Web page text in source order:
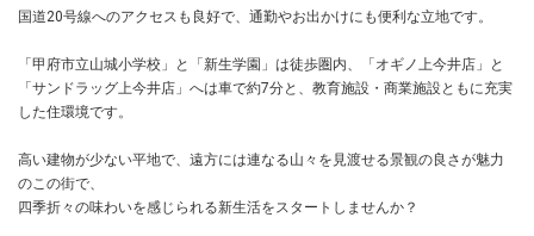
国道20号線へのアクセスも良好で、通勤やお出かけにも便利な立地です。
「甲府市立山城小学校」と「新生学園」は徒歩圏内、「オギノ上今井店」と
「サンドラッグ上今井店」へは車で約7分と、教育施設・商業施設ともに充実
した住環境です。
高い建物が少ない平地で、遠方には連なる山々を見渡せる景観の良さが魅力
のこの街で、
四季折々の味わいを感じられる新生活をスタートしませんか？